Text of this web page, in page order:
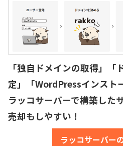
「独自ドメインの取得」「
定」「WordPressインスト
ラッコサーバーで構築した
売却もしやすい！
ラッコサーバー